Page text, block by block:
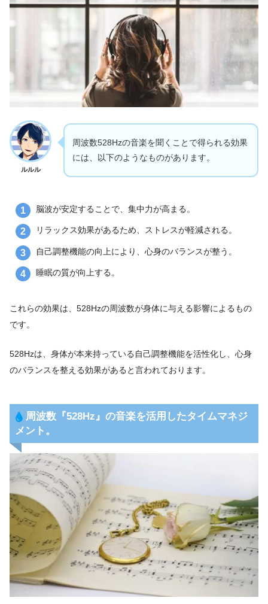
ルルル
周波数528Hzの音楽を聞くことで得られる効果
には、以下のようなものがあります。
脳波が安定することで、集中力が高まる。
リラックス効果があるため、ストレスが軽減される。
自己調整機能の向上により、心身のバランスが整う。
睡眠の質が向上する。
これらの効果は、528Hzの周波数が身体に与える影響によるもの
です。
528Hzは、身体が本来持っている自己調整機能を活性化し、心身
のバランスを整える効果があると言われております。
周波数『528Hz』の音楽を活用したタイムマネジ
メント。